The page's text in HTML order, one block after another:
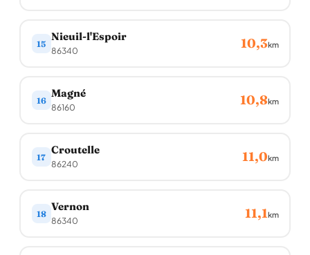
15
Nieuil-l'Espoir
86340 10,3km
16
Magné
86160 10,8km
17
Croutelle
86240 11,0km
18
Vernon
86340 11,1km